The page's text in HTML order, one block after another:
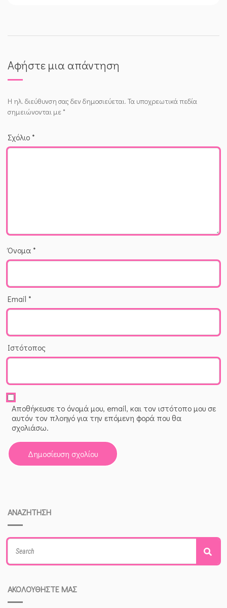
Αφήστε μια απάντηση
Η ηλ. διεύθυνση σας δεν δημοσιεύεται. Τα υποχρεωτικά πεδία
σημειώνονται με*
Σχόλιο*
Όνομα*
Email *
Ιστότοπος
Αποθήκευσε το όνομά μου, email, και τον ιστότοπο μου σε
αυτόν τον πλοηγό για την επόμενη φορά που θα
σχολιάσω.
ΑΝΑΖΗΤΗΣΗ
Search
for:
ΑΚΟΛΟΥΘΗΣΤΕ ΜΑΣ